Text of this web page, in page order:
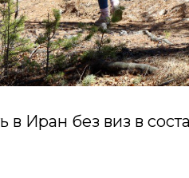
в Иран без виз в